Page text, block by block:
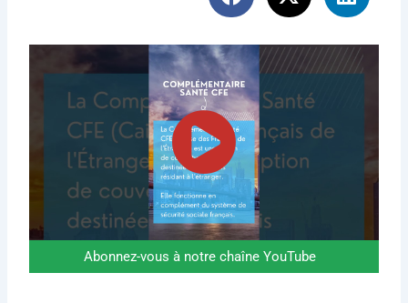
Abonnez-vous à notre chaîne YouTube